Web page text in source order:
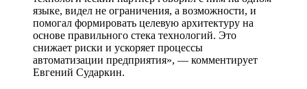
языке, видел не ограничения, а возможности, и
помогал формировать целевую архитектуру на
основе правильного стека технологий. Это
снижает риски и ускоряет процессы
автоматизации предприятия», — комментирует
Евгений Сударкин.